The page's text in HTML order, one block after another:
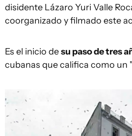
disidente Lázaro Yuri Valle
coorganizado y filmado este
Es el inicio desu paso de tres
cubanas que califica como un